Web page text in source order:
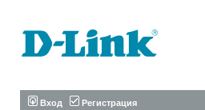
Вход Регистрация